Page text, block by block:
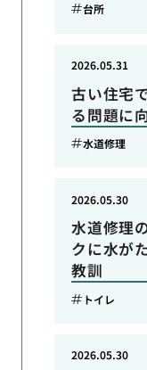
台所
古い住宅
る問題に
2026.05.31
水道修理
水道修理
クに水が
教訓
2026.05.30
トイレ
2026.05.30